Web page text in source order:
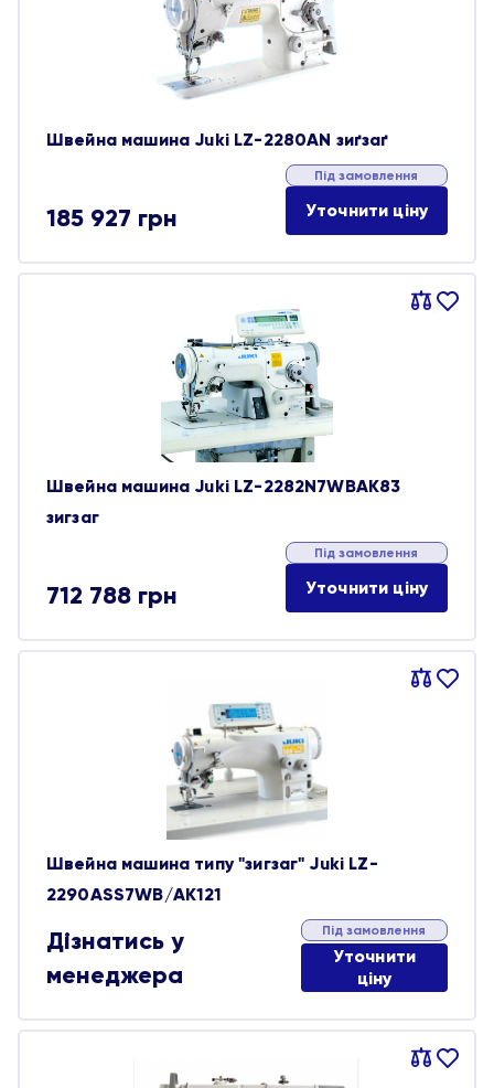
Швейна машина Juki LZ-2280AN зиґзаґ
185 927 грн
Під замовлення
Уточнити ціну
Порівняти
В
Швейна машина Juki LZ-2282N7WBAK83
зигзаг
712 788 грн
Під замовлення
Уточнити ціну
Порівняти
В
Швейна машина типу "зигзаг" Juki LZ-
2290ASS7WB/AK121
Дізнатись у
менеджера
Під замовлення
Уточнити
ціну
Порівняти
В